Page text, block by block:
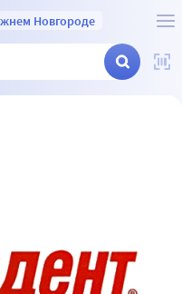
Новгороде